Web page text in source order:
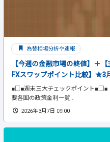
為替相場分析や速報
【今週の金融市場の終値】＋
FXスワップポイント比較】★3
■□■週末三大チェックポイント■□■
要各国の政策金利一覧...
2026年3月7日 09:00